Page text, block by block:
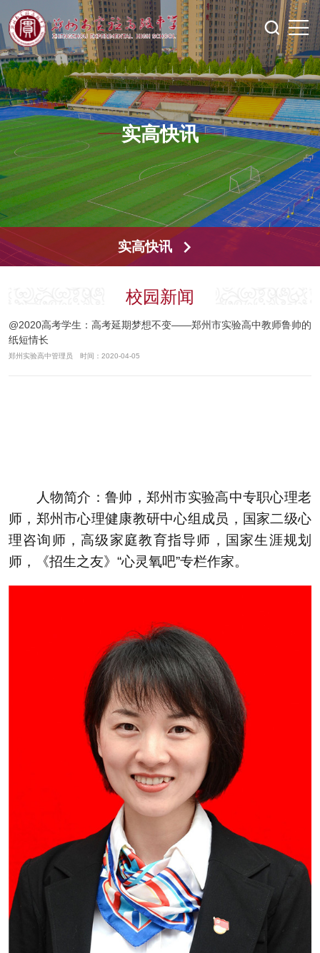
实高快讯
实高快讯
校园新闻
@2020高考学生：高考延期梦想不变——郑州市实验高中教师鲁帅的
纸短情长
郑州实验高中管理员 时间：2020-04-05
人物简介：鲁帅，郑州市实验高中专职心理老
师，郑州市心理健康教研中心组成员，国家二级心
理咨询师，高级家庭教育指导师，国家生涯规划
师，《招生之友》“心灵氧吧”专栏作家。